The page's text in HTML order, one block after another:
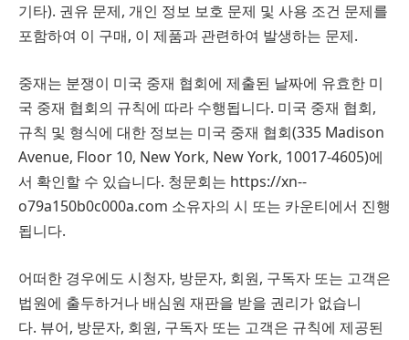
기타). 권유 문제, 개인 정보 보호 문제 및 사용 조건 문제를
포함하여 이 구매, 이 제품과 관련하여 발생하는 문제.
중재는 분쟁이 미국 중재 협회에 제출된 날짜에 유효한 미
국 중재 협회의 규칙에 따라 수행됩니다. 미국 중재 협회,
규칙 및 형식에 대한 정보는 미국 중재 협회(335 Madison
Avenue, Floor 10, New York, New York, 10017-4605)에
서 확인할 수 있습니다. 청문회는 https://xn--
o79a150b0c000a.com 소유자의 시 또는 카운티에서 진행
됩니다.
어떠한 경우에도 시청자, 방문자, 회원, 구독자 또는 고객은
법원에 출두하거나 배심원 재판을 받을 권리가 없습니
다. 뷰어, 방문자, 회원, 구독자 또는 고객은 규칙에 제공된